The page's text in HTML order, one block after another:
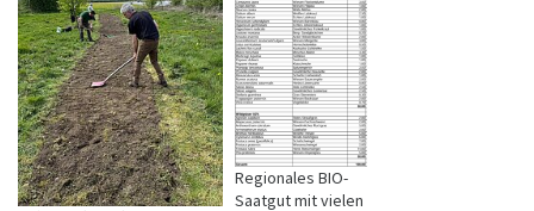
Regionales BIO-
Saatgut mit vielen